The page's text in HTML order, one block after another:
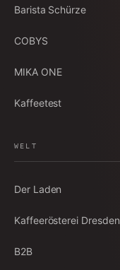
Barista Schürze
COBYS
MIKA ONE
Kaffeetest
WELT
Der Laden
Kaffeerösterei Dresden
B2B